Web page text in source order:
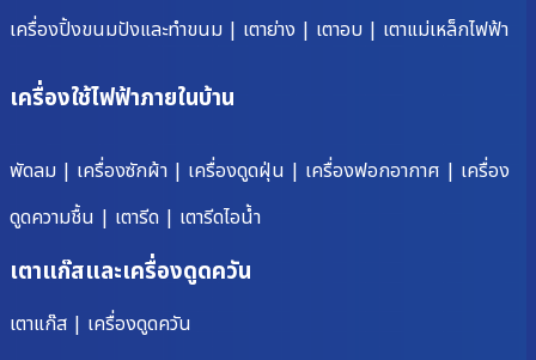
เครื่องปิ้งขนมปังและทำขนม | เตาย่าง | เตาอบ | เตาแม่เหล็กไฟฟ้า
เครื่องใช้ไฟฟ้าภายในบ้าน
พัดลม | เครื่องซักผ้า | เครื่องดูดฝุ่น | เครื่องฟอกอากาศ | เครื่อง
ดูดความชื้น | เตารีด | เตารีดไอน้ำ
เตาแก๊สและเครื่องดูดควัน
เตาแก๊ส | เครื่องดูดควัน